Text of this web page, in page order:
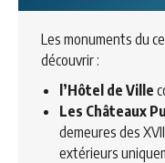
Les monuments du
découvrir :
l’Hôtel de Ville
Les Châteaux
demeures des
extérieurs